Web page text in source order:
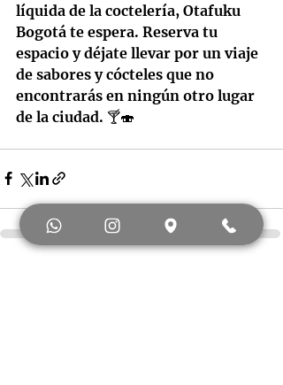
líquida de la coctelería, Otafuku
Bogotá te espera. Reserva tu
espacio y déjate llevar por un viaje
de sabores y cócteles que no
encontrarás en ningún otro lugar
de la ciudad. 🍸🍣